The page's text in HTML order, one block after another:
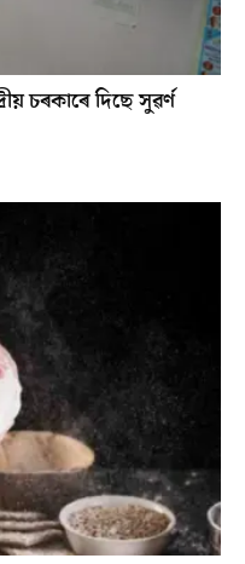
চৰকাৰে দিছে সুৱৰ্ণ